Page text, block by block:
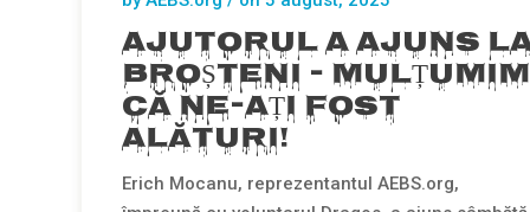
AJUTORUL A AJUNS
BROȘTENI – MULȚUMIM
CĂ NE-AȚI FOST
ALĂTURI!
Erich Mocanu, reprezentantul AEBS.org,